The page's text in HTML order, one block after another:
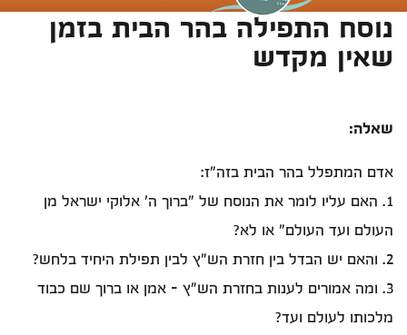
נוסח התפילה בהר הבית בזמן
שאין מקדש
שאלה:
אדם המתפלל בהר הבית בזה"ז:
1. האם עליו לומר את הנוסח של "ברוך ה' אלוקי ישראל מן
העולם ועד העולם" או לא?
2. והאם יש הבדל בין חזרת הש"ץ לבין תפילת היחיד בלחש?
3. ומה אמורים לענות בחזרת הש"ץ - אמן או ברוך שם כבוד
מלכותו לעולם ועד?